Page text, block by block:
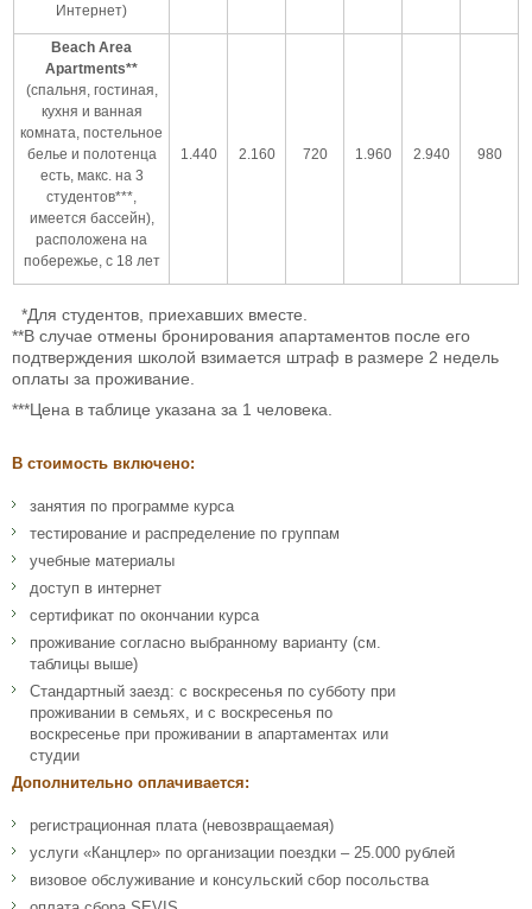
Интернет)
Beach Area
Apartments**
(спальня, гостиная,
кухня и ванная
комната, постельное
белье и полотенца
есть, макс. на 3
студентов***,
имеется бассейн),
расположена на
побережье, с 18 лет
1.440 2.160 720 1.960 2.940 980
*Для студентов, приехавших вместе.
**В случае отмены бронирования апартаментов после его
подтверждения школой взимается штраф в размере 2 недель
оплаты за проживание.
***Цена в таблице указана за 1 человека.
В стоимость включено:
занятия по программе курса
тестирование и распределение по группам
учебные материалы
доступ в интернет
сертификат по окончании курса
проживание согласно выбранному варианту (см.
таблицы выше)
Стандартный заезд: с воскресенья по субботу при
проживании в семьях, и с воскресенья по
воскресенье при проживании в апартаментах или
студии
Дополнительно оплачивается:
регистрационная плата (невозвращаемая)
услуги «Канцлер» по организации поездки – 25.000 рублей
визовое обслуживание и консульский сбор посольства